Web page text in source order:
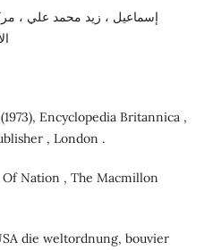
إسماعيل ، زيد محمد علي ،
Encyclopedia Britannica ,
, London .
Of Nation , The Macmillon
die weltordnung, bouvier